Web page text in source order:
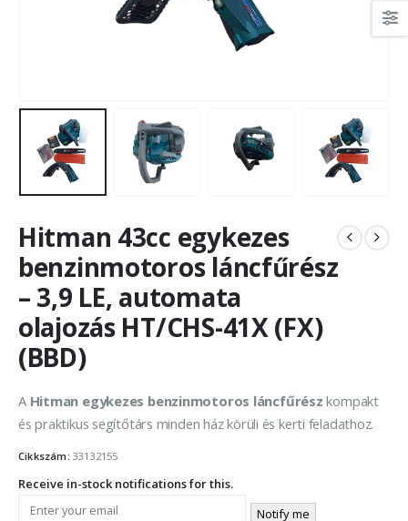
Hitman 43cc egykezes
benzinmotoros láncfűrész
– 3,9 LE, automata
olajozás HT/CHS-41X (FX)
(BBD)
A Hitman egykezes benzinmotoros láncfűrész kompakt
és praktikus segítőtárs minden ház körüli és kerti feladathoz.
Cikkszám: 33132155
Receive in-stock notifications for this.
Notify me